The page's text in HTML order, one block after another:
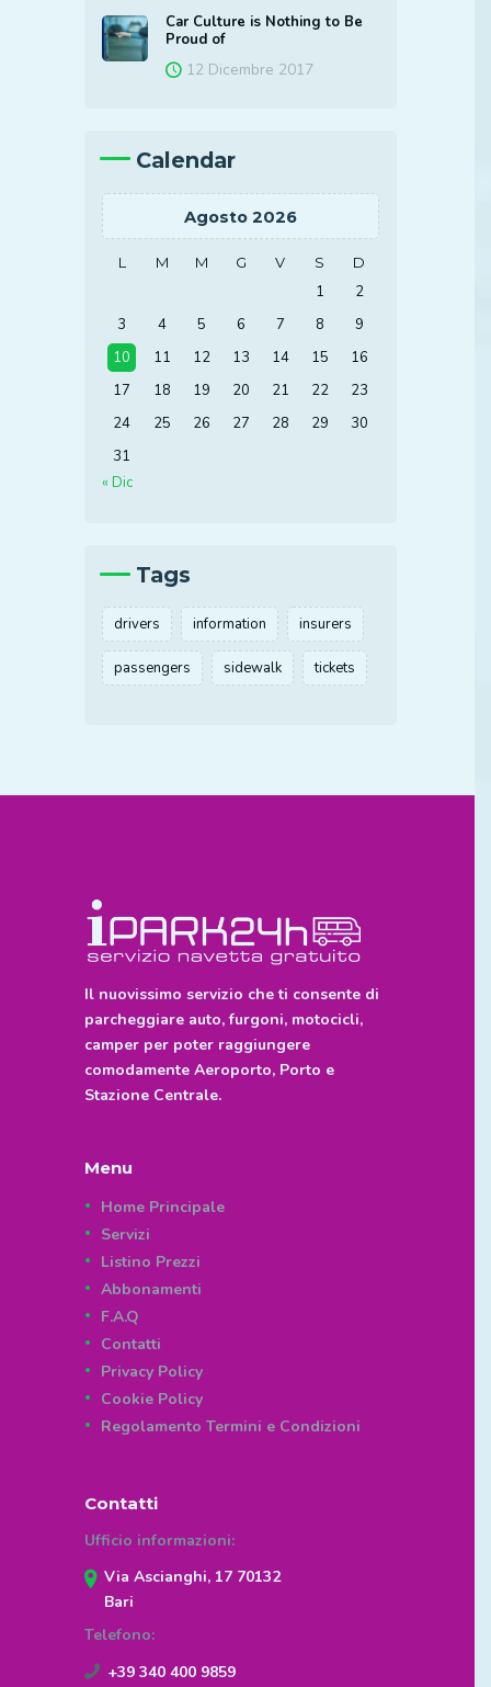
Car Culture is Nothing to Be
Proud of
12 Dicembre 2017
Calendar
Agosto 2026
L M M G V S D
1
2
3
4 5 6 7 8
9
10
11 12 13 14 15
16
17
18 19 20 21 22
23
24
25 26 27 28 29
30
31
« Dic
Tags
drivers information insurers
passengers sidewalk tickets
Il nuovissimo servizio che ti consente di
parcheggiare auto, furgoni, motocicli,
camper per poter raggiungere
comodamente Aeroporto, Porto e
Stazione Centrale.
Menu
Home Principale
Servizi
Listino Prezzi
Abbonamenti
F.A.Q
Contatti
Privacy Policy
Cookie Policy
Regolamento Termini e Condizioni
Contatti
Ufficio informazioni:
Via Ascianghi, 17 70132
Bari
Telefono:
+39 340 400 9859